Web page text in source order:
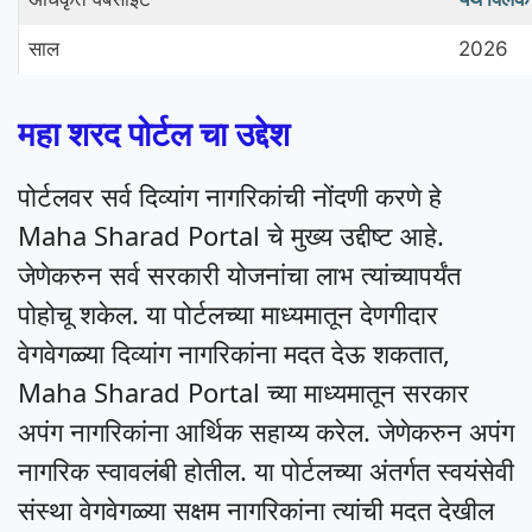
साल 2026
महा शरद पोर्टल चा उद्देश
पोर्टलवर सर्व दिव्यांग नागरिकांची नोंदणी करणे हे
Maha Sharad Portal चे मुख्य उद्दीष्ट आहे.
जेणेकरुन सर्व सरकारी योजनांचा लाभ त्यांच्यापर्यंत
पोहोचू शकेल. या पोर्टलच्या माध्यमातून देणगीदार
वेगवेगळ्या दिव्यांग नागरिकांना मदत देऊ शकतात,
Maha Sharad Portal च्या माध्यमातून सरकार
अपंग नागरिकांना आर्थिक सहाय्य करेल. जेणेकरुन अपंग
नागरिक स्वावलंबी होतील. या पोर्टलच्या अंतर्गत स्वयंसेवी
संस्था वेगवेगळ्या सक्षम नागरिकांना त्यांची मदत देखील